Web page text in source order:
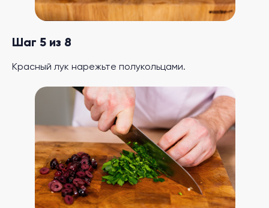
Шаг 5 из 8
Красный лук нарежьте полукольцами.